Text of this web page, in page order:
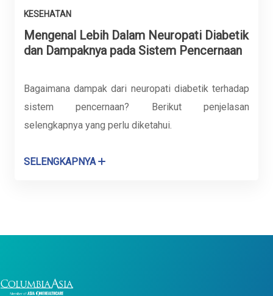
KESEHATAN
Mengenal Lebih Dalam Neuropati Diabetik
dan Dampaknya pada Sistem Pencernaan
Bagaimana dampak dari neuropati diabetik terhadap
sistem pencernaan? Berikut penjelasan
selengkapnya yang perlu diketahui.
SELENGKAPNYA